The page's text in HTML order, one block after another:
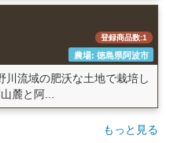
登録商品数:1
農場: 徳島県阿波市
流域の肥沃な土地で栽培し
麓と阿...
もっと見る